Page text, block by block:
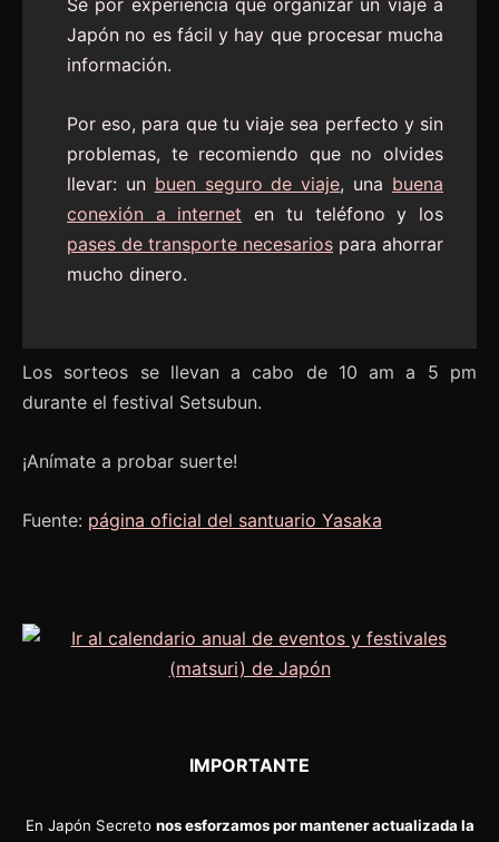
Japón no es fácil y hay que procesar mucha
información.
Por eso, para que tu viaje sea perfecto y sin
problemas, te recomiendo que no olvides
llevar: un buen seguro de viaje, una buena
conexión a internet
en tu teléfono y los
pases de transporte necesarios para ahorrar
mucho dinero.
Los sorteos se llevan a cabo de 10 am a 5 pm
durante el festival Setsubun.
¡Anímate a probar suerte!
Fuente: página oficial del santuario Yasaka
IMPORTANTE
En Japón Secreto nos esforzamos por mantener actualizada la